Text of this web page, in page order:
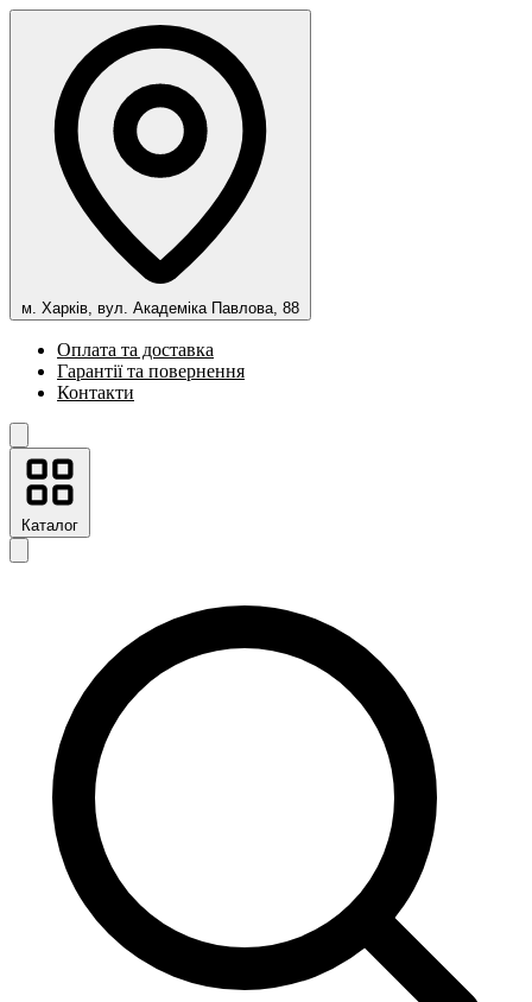
м. Харків, вул. Академіка Павлова, 88
Оплата та доставка
Гарантії та повернення
Контакти
Каталог